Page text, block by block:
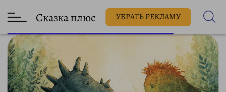
Сказка плюс УБРАТЬ РЕКЛАМУ